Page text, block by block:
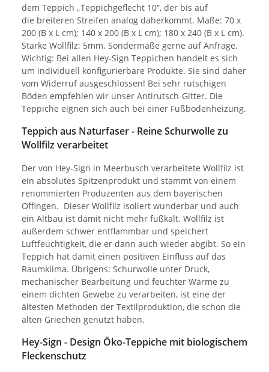
dem Teppich „Teppichgeflecht 10“, der bis auf
die breiteren Streifen analog daherkommt. Maße: 70 x
200 (B x L cm); 140 x 200 (B x L cm); 180 x 240 (B x L cm).
Stärke Wollfilz: 5mm. Sondermaße gerne auf Anfrage.
Wichtig: Bei allen Hey-Sign Teppichen handelt es sich
um individuell konfigurierbare Produkte. Sie sind daher
vom Widerruf ausgeschlossen! Bei sehr rutschigen
Böden empfehlen wir unser Antirutsch-Gitter. Die
Teppiche eignen sich auch bei einer Fußbodenheizung.
Teppich aus Naturfaser - Reine Schurwolle zu
Wollfilz verarbeitet
Der von Hey-Sign in Meerbusch verarbeitete Wollfilz ist
ein absolutes Spitzenprodukt und stammt von einem
renommierten Produzenten aus dem bayerischen
Offingen. Dieser Wollfilz isoliert wunderbar und auch
ein Altbau ist damit nicht mehr fußkalt. Wollfilz ist
außerdem schwer entflammbar und speichert
Luftfeuchtigkeit, die er dann auch wieder abgibt. So ein
Teppich hat damit einen positiven Einfluss auf das
Raumklima. Übrigens: Schurwolle unter Druck,
mechanischer Bearbeitung und feuchter Wärme zu
einem dichten Gewebe zu verarbeiten, ist eine der
ältesten Methoden der Textilproduktion, die schon die
alten Griechen genutzt haben.
Hey-Sign - Design Öko-Teppiche mit biologischem
Fleckenschutz